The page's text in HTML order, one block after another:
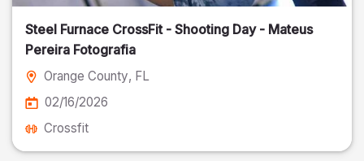
Steel Furnace CrossFit - Shooting Day - Mateus
Pereira Fotografia
Orange County, FL
02/16/2026
Crossfit